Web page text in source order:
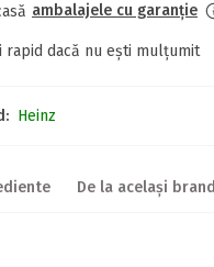
ambalajele cu garanție
rapid dacă nu ești mulțumit
Heinz
De la același brand